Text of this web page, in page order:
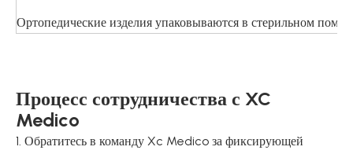
Ортопедические изделия упаковываются в стерильном
Процесс сотрудничества с XC
Medico
1. Обратитесь в команду Xc Medico за фиксирующей